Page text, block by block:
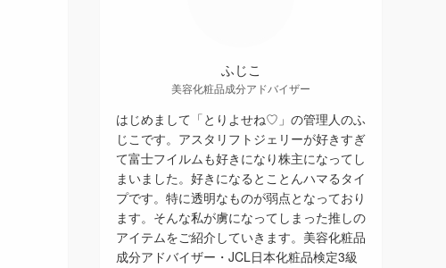
ふじこ
美容化粧品成分アドバイザー
はじめまして「とりよせね♡」の管理人のふ
じこです。アスタリフトジェリーが好きすぎ
て富士フイルムも好きになり株主になってし
まいました。好きになるとことんハマるタイ
プです。特に透明なものが弱点となっており
ます。そんな私が虜になってしまった推しの
アイテムをご紹介していきます。美容化粧品
成分アドバイザー・JCL日本化粧品検定3級